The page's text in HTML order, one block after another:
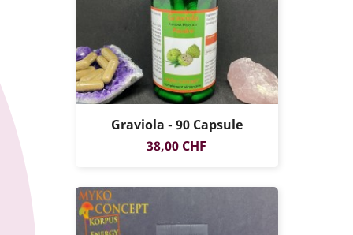
SOLO ONLINE
Graviola - 90 Capsule
Prezzo
38,00 CHF